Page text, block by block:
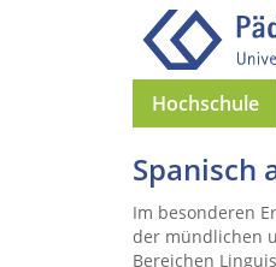
Hochschule
Spanisch
Im besonderen
der mündlichen
Bereichen